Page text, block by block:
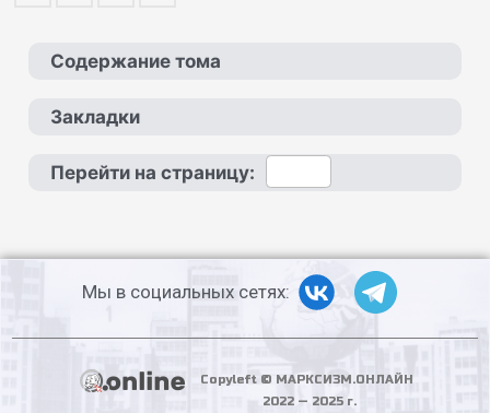
Содержание тома
Закладки
Перейти на страницу:
Мы в социальных сетях:
Copyleft © МАРКСИЗМ.ОНЛАЙН
2022 — 2025 г.